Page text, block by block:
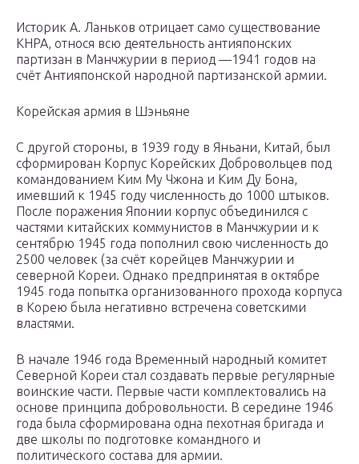
Историк А. Ланьков отрицает само существование
КНРА, относя всю деятельность антияпонских
партизан в Манчжурии в период —1941 годов на
счёт Антияпонской народной партизанской армии.
Корейская армия в Шэньяне
С другой стороны, в 1939 году в Яньани, Китай, был
сформирован Корпус Корейских Добровольцев под
командованием Ким Му Чжона и Ким Ду Бона,
имевший к 1945 году численность до 1000 штыков.
После поражения Японии корпус объединился с
частями китайских коммунистов в Манчжурии и к
сентябрю 1945 года пополнил свою численность до
2500 человек (за счёт корейцев Манчжурии и
северной Кореи. Однако предпринятая в октябре
1945 года попытка организованного прохода корпуса
в Корею была негативно встречена советскими
властями.
В начале 1946 года Временный народный комитет
Северной Кореи стал создавать первые регулярные
воинские части. Первые части комплектовались на
основе принципа добровольности. В середине 1946
года была сформирована одна пехотная бригада и
две школы по подготовке командного и
политического состава для армии.